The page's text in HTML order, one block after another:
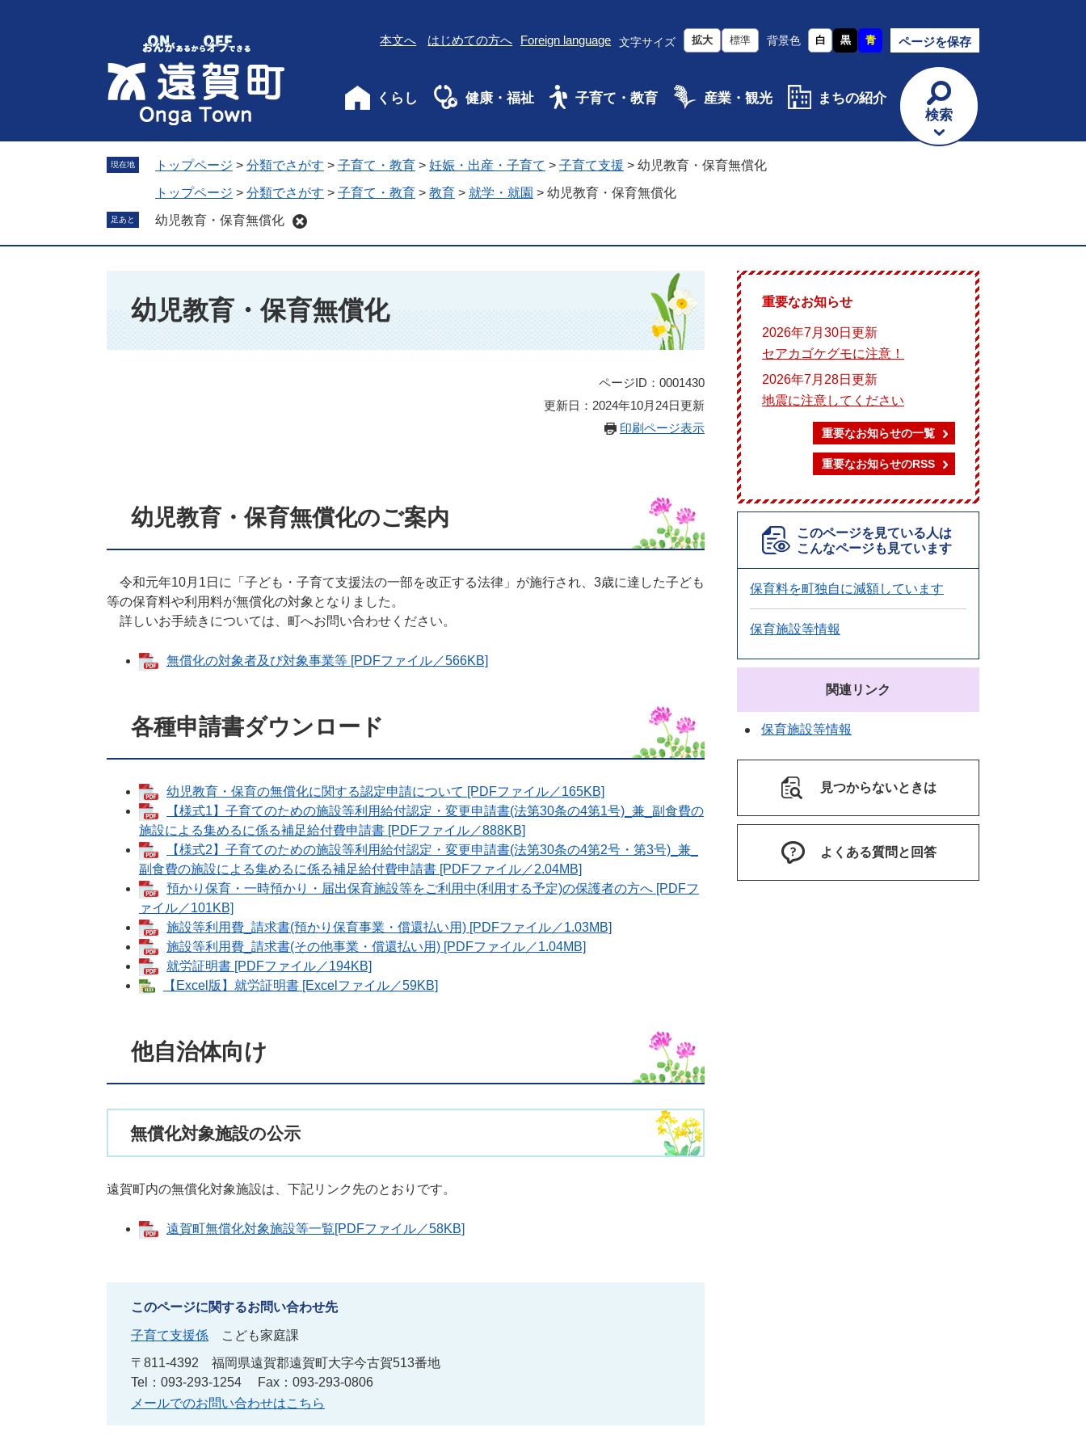
す
し
本文へ はじめての方へ Foreign language 文字サイズ 拡大 標準 背景色 白 黒 青 ページを保存
くらし 健康・福祉 子育て・教育 産業・観光
まちの紹介
検索
現在地 トップページ > 分類でさがす > 子育て・教育 > 妊娠・出産・子育て > 子育て支援 > 幼児教育・保育無償化
トップページ > 分類でさがす > 子育て・教育 > 教育 > 就学・就園 > 幼児教育・保育無償化
足あと 幼児教育・保育無償化
幼児教育・保育無償化
ページID：0001430
更新日：2024年10月24日更新
印刷ページ表示
幼児教育・保育無償化のご案内
令和元年10月1日に「子ども・子育て支援法の一部を改正する法律」が施行され、3歳に達した子ども
等の保育料や利用料が無償化の対象となりました。
詳しいお手続きについては、町へお問い合わせください。
無償化の対象者及び対象事業等 [PDFファイル／566KB]
各種申請書ダウンロード
幼児教育・保育の無償化に関する認定申請について [PDFファイル／165KB]
【様式1】子育てのための施設等利用給付認定・変更申請書(法第30条の4第1号)_兼_副食費の
施設による集めるに係る補足給付費申請書 [PDFファイル／888KB]
【様式2】子育てのための施設等利用給付認定・変更申請書(法第30条の4第2号・第3号)_兼_
副食費の施設による集めるに係る補足給付費申請書 [PDFファイル／2.04MB]
預かり保育・一時預かり・届出保育施設等をご利用中(利用する予定)の保護者の方へ [PDFフ
ァイル／101KB]
施設等利用費_請求書(預かり保育事業・償還払い用) [PDFファイル／1.03MB]
施設等利用費_請求書(その他事業・償還払い用) [PDFファイル／1.04MB]
就労証明書 [PDFファイル／194KB]
【Excel版】就労証明書 [Excelファイル／59KB]
他自治体向け
無償化対象施設の公示
遠賀町内の無償化対象施設は、下記リンク先のとおりです。
遠賀町無償化対象施設等一覧[PDFファイル／58KB]
このページに関するお問い合わせ先
子育て支援係
こども家庭課
〒811-4392
福岡県遠賀郡遠賀町大字今古賀513番地
Tel：093-293-1254
Fax：093-293-0806
メールでのお問い合わせはこちら
重要なお知らせ
2026年7月30日更新
セアカゴケグモに注意！
2026年7月28日更新
地震に注意してください
重要なお知らせの一覧
重要なお知らせのRSS
このページを見ている人は
こんなページも見ています
保育料を町独自に減額しています
保育施設等情報
関連リンク
保育施設等情報
見つからないときは
よくある質問と回答